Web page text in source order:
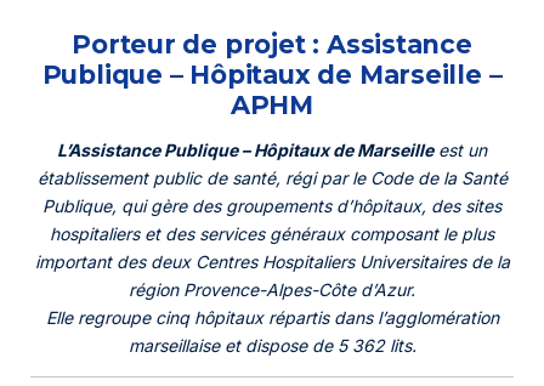
Porteur de projet : Assistance
Publique – Hôpitaux de Marseille –
APHM
L’Assistance Publique – Hôpitaux de Marseilleest un
établissement public de santé, régi par le Code de la Santé
Publique, qui gère des groupements d’hôpitaux, des sites
hospitaliers et des services généraux composant le plus
important des deux Centres Hospitaliers Universitaires de la
région Provence-Alpes-Côte d’Azur.
Elle regroupe cinq hôpitaux répartis dans l’agglomération
marseillaise et dispose de 5 362 lits.